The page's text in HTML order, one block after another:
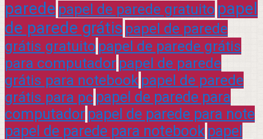
parede papel de parede gratuito papel
de parede grátis papel de parede
grátis gratuito papel de parede grátis
para computador papel de parede
grátis para notebook papel de parede
grátis para pc papel de parede para
computador papel de parede para note
papel de parede para notebook papel